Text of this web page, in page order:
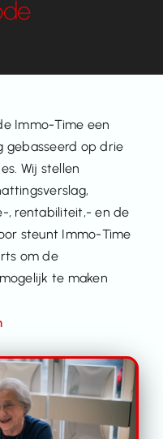
Immo-Time een
gebasseerd op drie
Wij stellen
, rentabiliteit,- en de
steunt Immo-Time
om de
te maken